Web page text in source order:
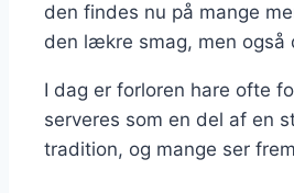
den findes nu på mange
den lækre smag, men
I dag er forloren hare ofte
serveres som en del af en
tradition, og mange ser